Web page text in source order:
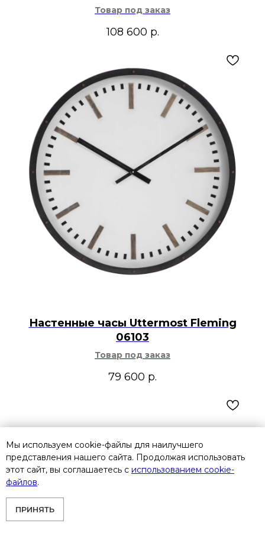
Товар под заказ
108 600 р.
Настенные часы Uttermost Fleming
06103
Товар под заказ
79 600 р.
Мы используем cookie-файлы для наилучшего
представления нашего сайта. Продолжая использовать
этот сайт, вы соглашаетесь с использованием cookie-
файлов.
ПРИНЯТЬ